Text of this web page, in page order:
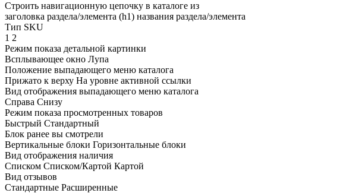
Строить навигационную цепочку в каталоге из
заголовка раздела/элемента (h1) названия раздела/элемента
Тип SKU
1 2
Режим показа детальной картинки
Всплывающее окно Лупа
Положение выпадающего меню каталога
Прижато к верху На уровне активной ссылки
Вид отображения выпадающего меню каталога
Справа Снизу
Режим показа просмотренных товаров
Быстрый Стандартный
Блок ранее вы смотрели
Вертикальные блоки Горизонтальные блоки
Вид отображения наличия
Списком Списком/Картой Картой
Вид отзывов
Стандартные Расширенные